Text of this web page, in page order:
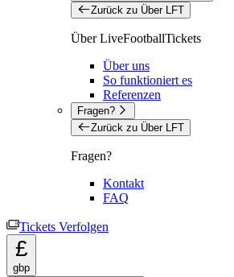
Zurück zu Über LFT
Über LiveFootballTickets
Über uns
So funktioniert es
Referenzen
Fragen?
Zurück zu Über LFT
Fragen?
Kontakt
FAQ
Tickets Verfolgen
£
gbp